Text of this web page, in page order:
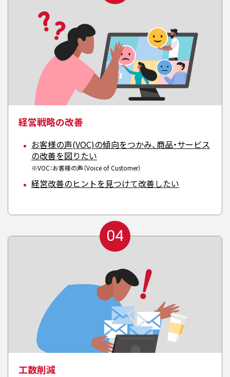
経営戦略の改善
お客様の声(VOC)の傾向をつかみ、商品・サービス
の改善を図りたい
※VOC：お客様の声（Voice of Customer）
経営改善のヒントを見つけて改善したい
04
工数削減